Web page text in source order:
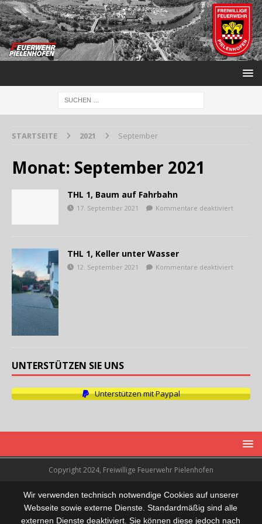
STARTSEITE 2021 September
Monat: September 2021
THL 1, Baum auf Fahrbahn
17. September 2021 Kommentare deaktiviert
THL 1, Keller unter Wasser
12. September 2021 Kommentare deaktiviert
UNTERSTÜTZEN SIE UNS
Unterstützen mit Paypal
Copyright 2024, Freiwillige Feuerwehr Pielenhofen
Wir verwenden technisch notwendige Cookies auf unserer
Webseite sowie externe Dienste. Standardmäßig sind alle
externen Dienste deaktiviert. Sie können diese jedoch nach